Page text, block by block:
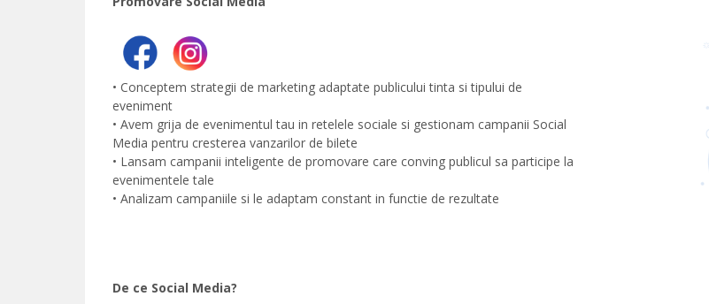
• Conceptem strategii de marketing adaptate publicului tinta si tipului de
eveniment
• Avem grija de evenimentul tau in retelele sociale si gestionam campanii Social
Media pentru cresterea vanzarilor de bilete
• Lansam campanii inteligente de promovare care conving publicul sa participe la
evenimentele tale
• Analizam campaniile si le adaptam constant in functie de rezultate
De ce Social Media?